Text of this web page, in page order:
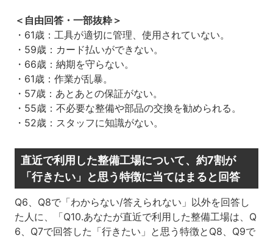
＜自由回答・一部抜粋＞
・61歳：工具が適切に管理、使用されていない。
・59歳：カード払いができない。
・66歳：納期を守らない。
・61歳：作業が乱暴。
・57歳：あとあとの保証がない。
・55歳：不必要な整備や部品の交換を勧められる。
・52歳：スタッフに知識がない。
直近で利用した整備工場について、約7割が
「行きたい」と思う特徴に当てはまると回答
Q6、Q8で「わからない/答えられない」以外を回答し
た人に、「Q10.あなたが直近で利用した整備工場は、Q
6、Q7で回答した「行きたい」と思う特徴とQ8、Q9で